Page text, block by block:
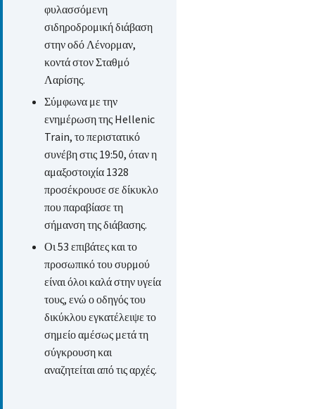
φυλασσόμενη
σιδηροδρομική διάβαση
στην οδό Λένορμαν,
κοντά στον Σταθμό
Λαρίσης.
Σύμφωνα με την
ενημέρωση της Hellenic
Train, το περιστατικό
συνέβη στις 19:50, όταν η
αμαξοστοιχία 1328
προσέκρουσε σε δίκυκλο
που παραβίασε τη
σήμανση της διάβασης.
Οι 53 επιβάτες και το
προσωπικό του συρμού
είναι όλοι καλά στην υγεία
τους, ενώ ο οδηγός του
δικύκλου εγκατέλειψε το
σημείο αμέσως μετά τη
σύγκρουση και
αναζητείται από τις αρχές.